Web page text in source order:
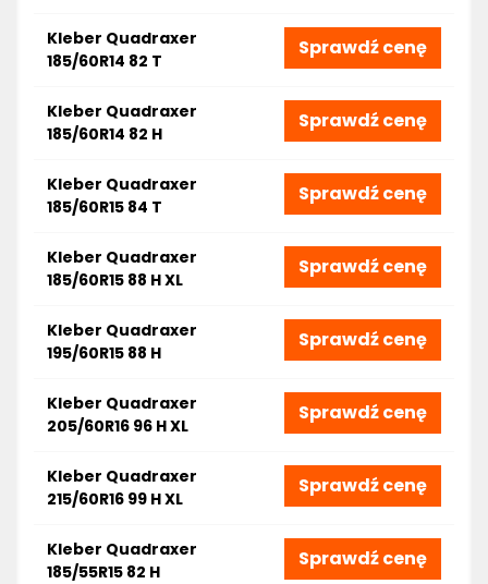
Kleber Quadraxer
185/60R14 82 T
Sprawdź cenę
Kleber Quadraxer
185/60R14 82 H
Sprawdź cenę
Kleber Quadraxer
185/60R15 84 T
Sprawdź cenę
Kleber Quadraxer
185/60R15 88 H XL
Sprawdź cenę
Kleber Quadraxer
195/60R15 88 H
Sprawdź cenę
Kleber Quadraxer
205/60R16 96 H XL
Sprawdź cenę
Kleber Quadraxer
215/60R16 99 H XL
Sprawdź cenę
Kleber Quadraxer
185/55R15 82 H
Sprawdź cenę